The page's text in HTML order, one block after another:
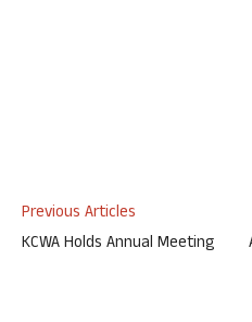
Previous Articles
KCWA Holds Annual Meeting